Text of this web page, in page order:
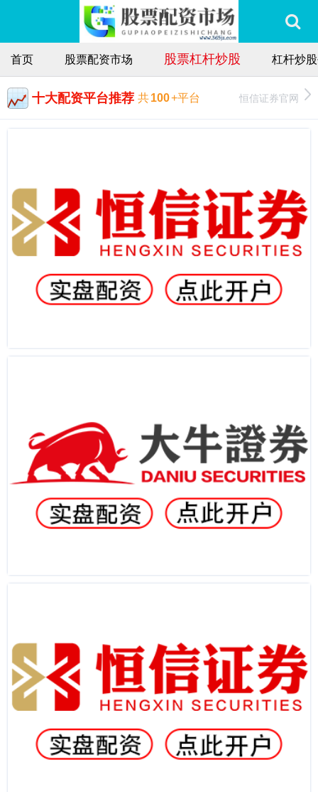
首页 股票配资市场 股票杠杆炒股 杠杆炒
十大配资平台推荐 共100+平台 恒信证券官网